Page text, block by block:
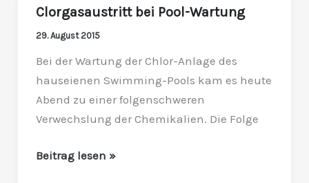
Clorgasaustritt bei Pool-Wartung
29. August 2015
Bei der Wartung der Chlor-Anlage des
hauseienen Swimming-Pools kam es heute
Abend zu einer folgenschweren
Verwechslung der Chemikalien. Die Folge
Clorgasaustritt
bei
Beitrag lesen »